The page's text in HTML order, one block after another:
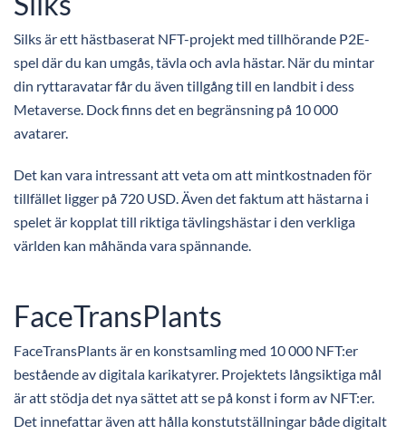
Silks är ett hästbaserat NFT-projekt med tillhörande P2E-
spel där du kan umgås, tävla och avla hästar. När du mintar
din ryttaravatar får du även tillgång till en landbit i dess
Metaverse. Dock finns det en begränsning på 10 000
avatarer.
Det kan vara intressant att veta om att mintkostnaden för
tillfället ligger på 720 USD. Även det faktum att hästarna i
spelet är kopplat till riktiga tävlingshästar i den verkliga
världen kan måhända vara spännande.
FaceTransPlants
FaceTransPlants är en konstsamling med 10 000 NFT:er
bestående av digitala karikatyrer. Projektets långsiktiga mål
är att stödja det nya sättet att se på konst i form av NFT:er.
Det innefattar även att hålla konstutställningar både digitalt